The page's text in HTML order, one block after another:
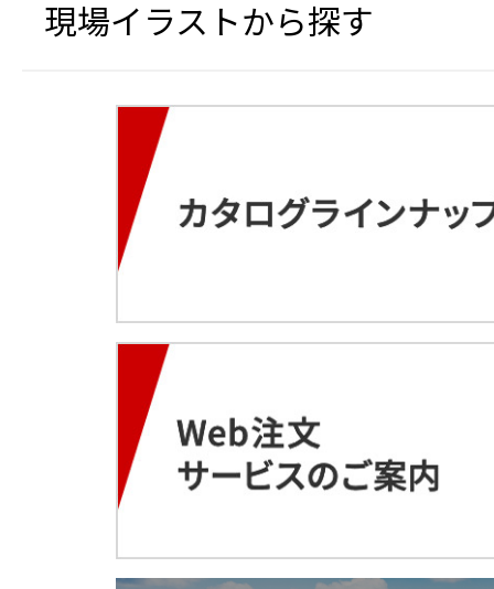
現場イラストから探す